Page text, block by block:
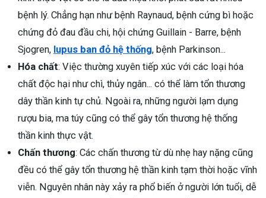
bệnh lý. Chẳng hạn như bệnh Raynaud, bệnh cứng bì hoặc
chứng đỏ đau đầu chi, hội chứng Guillain - Barre, bệnh
Sjogren, lupus ban đỏ hệ thống, bệnh Parkinson...
Hóa chất: Việc thường xuyên tiếp xúc với các loại hóa
chất độc hại như chì, thủy ngân... có thể làm tổn thương
dây thần kinh tự chủ. Ngoài ra, những người lạm dụng
rượu bia, ma túy cũng có thể gây tổn thương hệ thống
thần kinh thực vật.
Chấn thương: Các chấn thương từ dù nhẹ hay nặng cũng
đều có thể gây tổn thương hệ thần kinh tạm thời hoặc vĩnh
viễn. Nguyên nhân này xảy ra phổ biến ở người lớn tuổi, dễ